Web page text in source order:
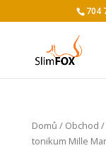
704
Domů / Obchod /
tonikum Mille